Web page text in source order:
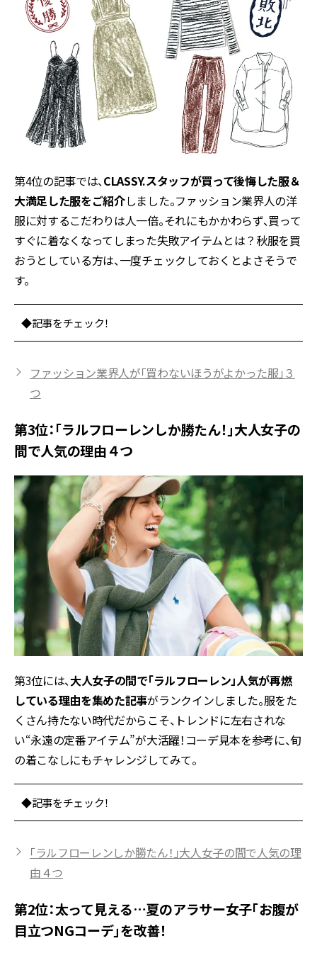
第4位の記事では、CLASSY.スタッフが買って後悔した服＆
大満足した服をご紹介しました。ファッション業界人の洋
服に対するこだわりは人一倍。それにもかかわらず、買って
すぐに着なくなってしまった失敗アイテムとは？秋服を買
おうとしている方は、一度チェックしておくとよさそうで
す。
◆記事をチェック！
ファッション業界人が「買わないほうがよかった服」３
つ
第3位：「ラルフローレンしか勝たん！」大人女子の
間で人気の理由４つ
第3位には、大人女子の間で「ラルフローレン」人気が再燃
している理由を集めた記事がランクインしました。服をた
くさん持たない時代だからこそ、トレンドに左右されな
い“永遠の定番アイテム”が大活躍！コーデ見本を参考に、旬
の着こなしにもチャレンジしてみて。
◆記事をチェック！
「ラルフローレンしか勝たん！」大人女子の間で人気の理
由４つ
第2位：太って見える…夏のアラサー女子「お腹が
目立つNGコーデ」を改善！